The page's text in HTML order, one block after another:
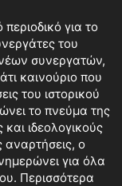
για το
του
συνεργατών,
καινούριο που
του ιστορικού
το πνεύμα της
ιδεολογικούς
ο
για όλα
Περισσότερα